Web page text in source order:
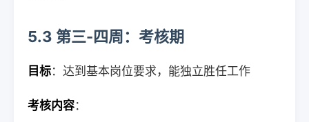
5.3 第三-四周：考核期
目标：达到基本岗位要求，能独立胜任工作
考核内容：